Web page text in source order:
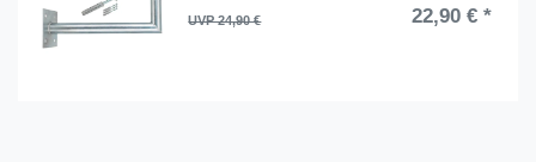
UVP 24,90 € 22,90 € *